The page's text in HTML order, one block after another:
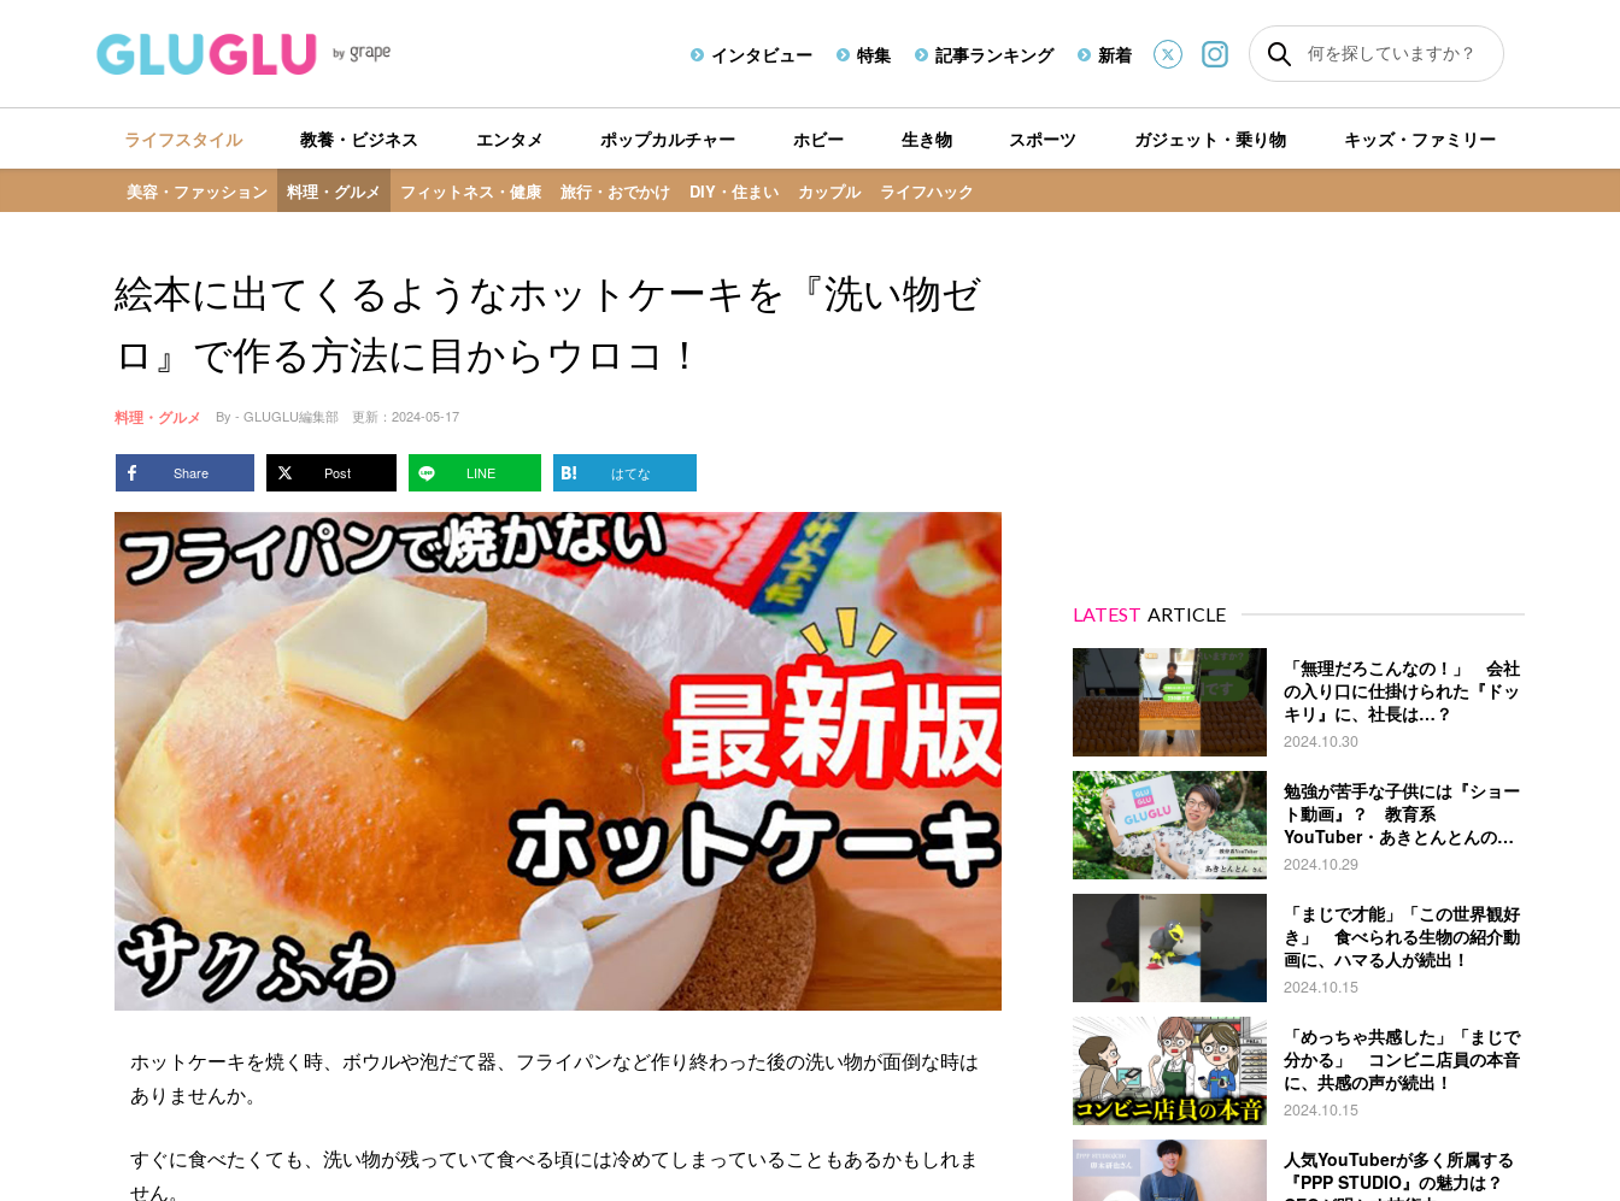
インタビュー 特集 記事ランキング 新着
ライフスタイル
美容・ファッション 料理・グルメ フィットネス・健康 旅行・おでかけ DIY・住まい カップル ライフハック
教養・ビジネス エンタメ ポップカルチャー ホビー 生き物 スポーツ ガジェット・乗り物 キッズ・ファミリー
絵本に出てくるようなホットケーキを『洗い物ゼ
ロ』で作る方法に目からウロコ！
料理・グルメ By - GLUGLU編集部 更新： 2024-05-17
Share Post LINE はてな
ホットケーキを焼く時、ボウルや泡だて器、フライパンなど作り終わった後の洗い物が面倒な時は
ありませんか。
すぐに食べたくても、洗い物が残っていて食べる頃には冷めてしまっていることもあるかもしれま
せん。
LATEST ARTICLE
「無理だろこんなの！」 会社
の入り口に仕掛けられた『ドッ
キリ』に、社長は…？
2024.10.30
勉強が苦手な子供には『ショー
ト動画』？ 教育系
YouTuber・あきとんとんの戦
略とは
2024.10.29
「まじで才能」「この世界観好
き」 食べられる生物の紹介動
画に、ハマる人が続出！
2024.10.15
「めっちゃ共感した」「まじで
分かる」 コンビニ店員の本音
に、共感の声が続出！
2024.10.15
人気YouTuberが多く所属する
『PPP STUDIO』の魅力は？